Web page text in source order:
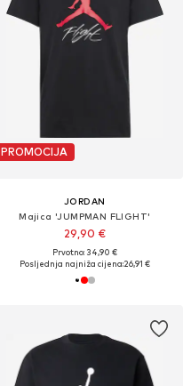
PROMOCIJA
JORDAN
Majica 'JUMPMAN FLIGHT'
29,90 €
Prvotno: 34,90 €
Posljednja najniža cijena:26,91 €